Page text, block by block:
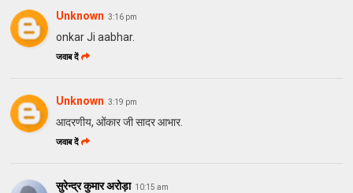
Unknown 3:16 pm
onkar Ji aabhar.
जवाब दें
Unknown 3:19 pm
आदरणीय, ओंकार जी सादर आभार.
जवाब दें
सुरेन्द्र कुमार अरोड़ा 10:15 am